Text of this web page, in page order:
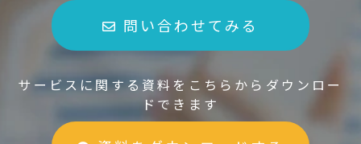
問い合わせてみる
サービスに関する資料をこちらからダウンロー
ドできます